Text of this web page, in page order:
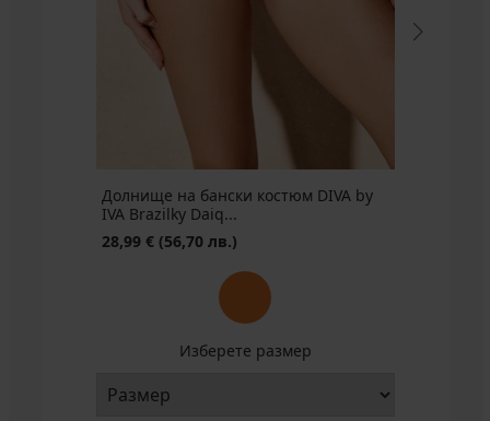
Първоначална цена
Долнище на бански костюм DIVA by
IVA Brazilky Daiq...
28,99 € (56,70 лв.)
Изберете размер